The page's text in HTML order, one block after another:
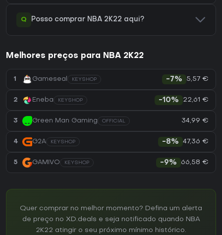
Q Posso comprar NBA 2K22 aqui?
Melhores preços para NBA 2K22
1 Gameseal KEYSHOP -7% 5,57 €
2 Eneba KEYSHOP -10% 22,61 €
3 Green Man Gaming OFFICIAL 34,99 €
4 G2A KEYSHOP -8% 47,36 €
5 GAMIVO KEYSHOP -9% 66,58 €
Quer comprar no melhor momento? Defina um alerta
de preço no XD.deals e seja notificado quando NBA
2K22 atingir o seu próximo mínimo histórico.